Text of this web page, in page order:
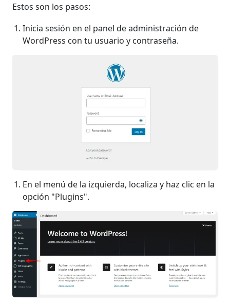
Estos son los pasos:
Inicia sesión en el panel de administración de
WordPress con tu usuario y contraseña.
En el menú de la izquierda, localiza y haz clic en la
opción "Plugins".